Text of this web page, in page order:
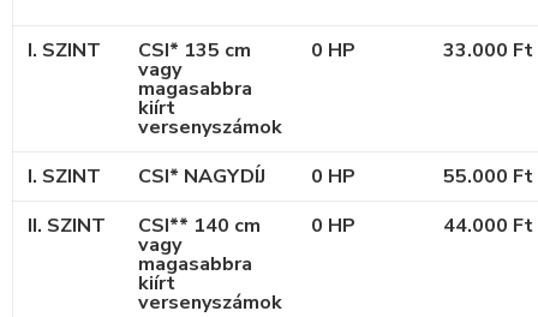
I. SZINT CSI* 135 cm
vagy
magasabbra
kiírt
versenyszámok
0 HP 33.000 Ft
I. SZINT CSI* NAGYDÍJ 0 HP
55.000 Ft
II. SZINT
CSI** 140 cm
vagy
magasabbra
kiírt
versenyszámok
0 HP 44.000 Ft